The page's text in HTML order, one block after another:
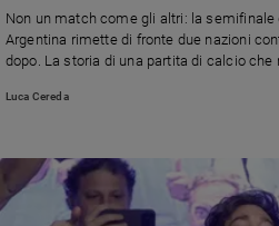
e
Creato
di
valore
Non un match come gli altri: la
Argentina rimette di fronte due nazioni
dopo. La storia di una partita di calcio che
conflitto mai davvero chiuso.
Luca Cereda